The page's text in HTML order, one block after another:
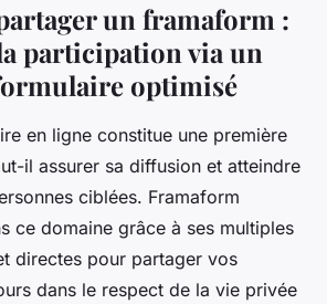
un framaform :
participation via un
optimisé
en ligne constitue une première
il assurer sa diffusion et atteindre
ciblées. Framaform
ce domaine grâce à ses multiples
directes pour partager vos
dans le respect de la vie privée